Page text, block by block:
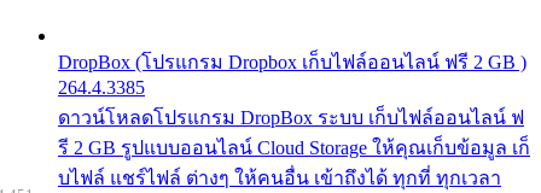
DropBox (โปรแกรม Dropbox เก็บไฟล์ออนไลน์ ฟรี 2 GB )
264.4.3385
ดาวน์โหลดโปรแกรม DropBox ระบบ เก็บไฟล์ออนไลน์ ฟ
รี 2 GB รูปแบบออนไลน์ Cloud Storage ให้คุณเก็บข้อมูล เก็
บไฟล์ แชร์ไฟล์ ต่างๆ ให้คนอื่น เข้าถึงได้ ทุกที่ ทุกเวลา